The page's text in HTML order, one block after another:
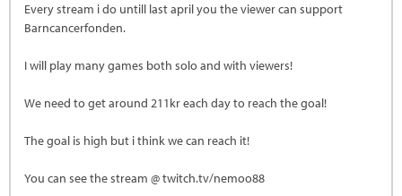
Every stream i do untill last april you the viewer can support
Barncancerfonden.
I will play many games both solo and with viewers!
We need to get around 211kr each day to reach the goal!
The goal is high but i think we can reach it!
You can see the stream @ twitch.tv/nemoo88